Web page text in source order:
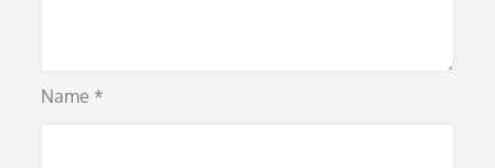
Name *